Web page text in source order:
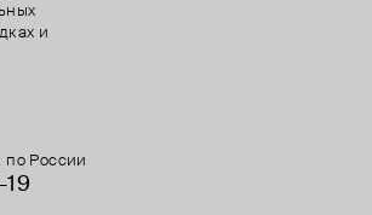
по России
и